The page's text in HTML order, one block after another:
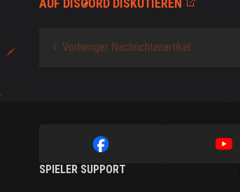
AUF DISCORD DISKUTIEREN
Vorheriger Nachrichtenartikel
SPIELER SUPPORT